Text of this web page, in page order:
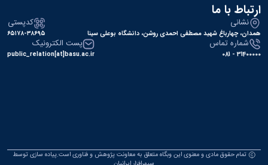
ارتباط با ما
نشانی
همدان، چهارباغ شهید مصطفی احمدی روشن، دانشگاه بوعلی سینا
کدپستی
۶۵۱۷۸-۳۸۶۹۵
شماره تماس
31400000 - 081
پست الکترونیک
public_relation[at]basu.ac.ir
تمام حقوق مادی و معنوی این وبگاه متعلق به معاونت پژوهش و فناوری است.پیاده سازی توسط